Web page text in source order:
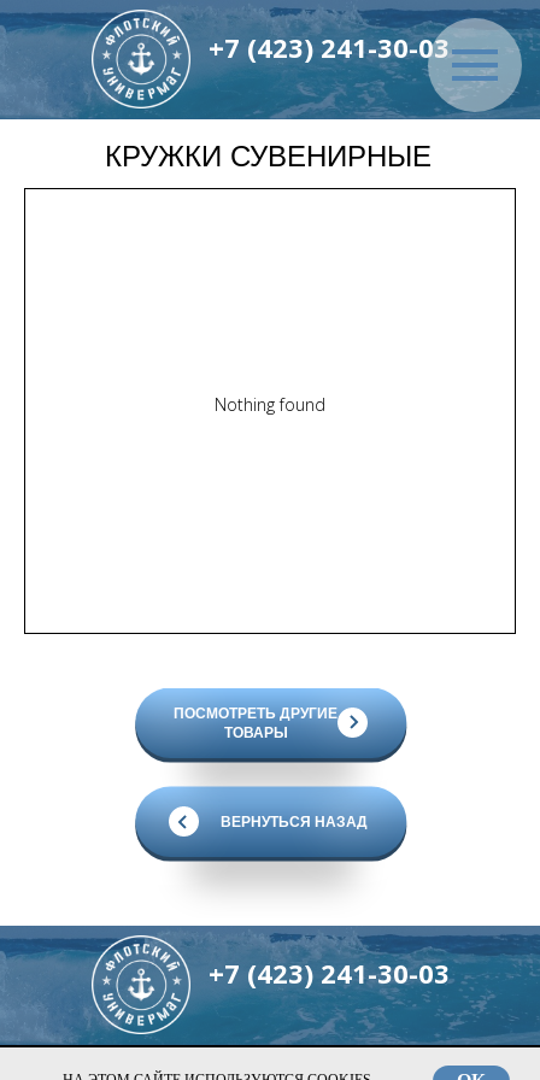
+7 (423) 241-30-03
КРУЖКИ СУВЕНИРНЫЕ
Nothing found
ПОСМОТРЕТЬ ДРУГИЕ
ТОВАРЫ
ВЕРНУТЬСЯ НАЗАД
+7 (423) 241-30-03